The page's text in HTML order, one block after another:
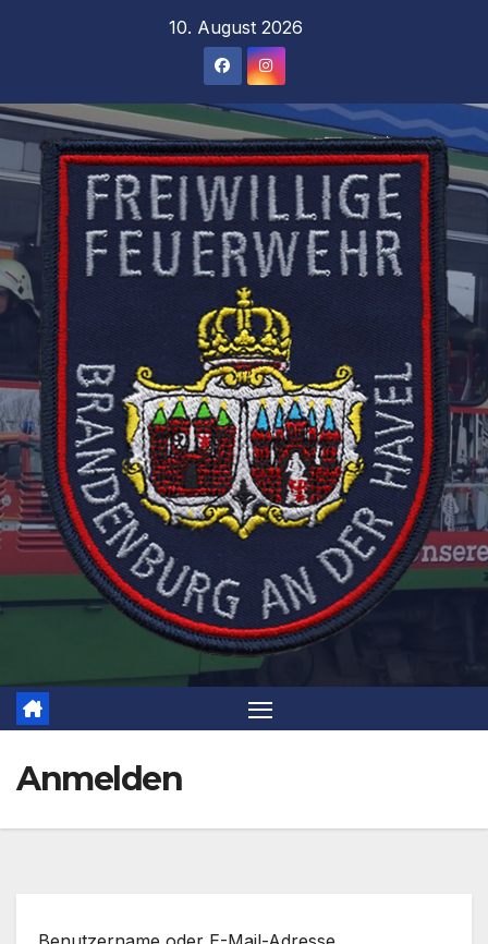
10. August 2026
Anmelden